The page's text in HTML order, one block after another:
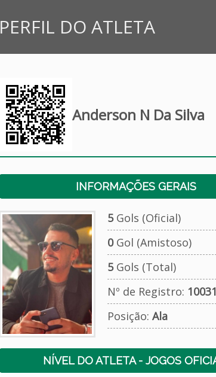
PERFIL DO ATLETA
Anderson N Da Silva
INFORMAÇÕES GERAIS
5Gols (Oficial)
0Gol (Amistoso)
5Gols (Total)
Nº de Registro:
Posição: Ala
NÍVEL DO ATLETA - JOGOS